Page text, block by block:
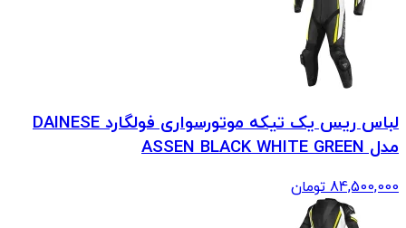
لباس ریس یک تیکه موتورسواری فولگارد DAINESE
مدل ASSEN BLACK WHITE GREEN
84,500,000 تومان